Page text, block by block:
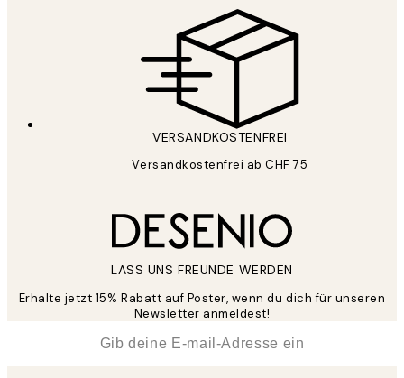
VERSANDKOSTENFREI
Versandkostenfrei ab CHF 75
LASS UNS FREUNDE WERDEN
Erhalte jetzt 15% Rabatt auf Poster, wenn du dich für unseren
Newsletter anmeldest!